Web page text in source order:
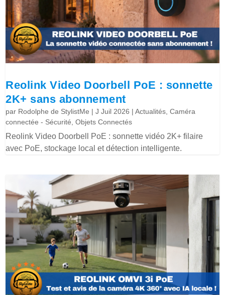
Reolink Video Doorbell PoE : sonnette
2K+ sans abonnement
par Rodolphe de StylistMe |J Juil 2026 |Actualités ,Caméra
connectée - Sécurité ,Objets Connectés
Reolink Video Doorbell PoE : sonnette vidéo 2K+ filaire
avec PoE, stockage local et détection intelligente.